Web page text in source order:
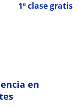
1ª clase gratis
en